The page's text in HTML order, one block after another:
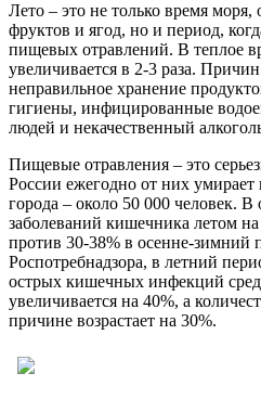
Лето – это не только время
фруктов и ягод, но и период,
пищевых отравлений. В теплое
увеличивается в 2-3 раза.
неправильное хранение
гигиены, инфицированные
людей и некачественный
Пищевые отравления – это
России ежегодно от них умирает
города – около 50 000 человек. В
заболеваний кишечника летом
против 30-38% в осенне-
Роспотребнадзора, в летний
острых кишечных инфекций
увеличивается на 40%, а
причине возрастает на 30%.